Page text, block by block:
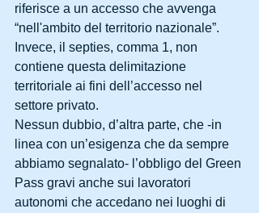
riferisce a un accesso che avvenga
“nell'ambito del territorio nazionale”.
Invece, il septies, comma 1, non
contiene questa delimitazione
territoriale ai fini dell’accesso nel
settore privato.
Nessun dubbio, d’altra parte, che -in
linea con un’esigenza che da sempre
abbiamo segnalato- l’obbligo del Green
Pass gravi anche sui lavoratori
autonomi che accedano nei luoghi di